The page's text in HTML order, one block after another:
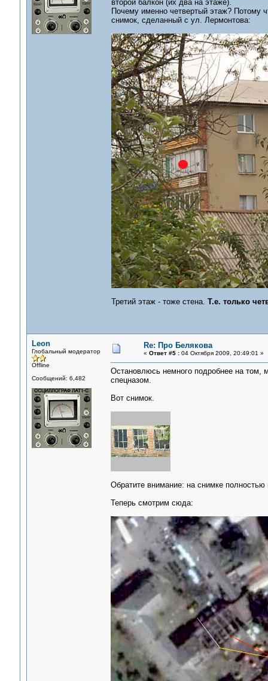
второй балкон (их два на этаже).
Почему именно четвертый этаж? Потому
снимок, сделанный с ул. Лермонтова:
Третий этаж - тоже стена. Т.е. только
Leon
Глобальный модератор
Offline
Сообщений: 6,482
Re: Про Белякова
« Ответ #5 :04 Октября 2009, 20:49:01 »
Остановлюсь немного подробнее на том,
спецназом.
Вот снимок.
Обратите внимание: на снимке полностью
Теперь смотрим сюда: